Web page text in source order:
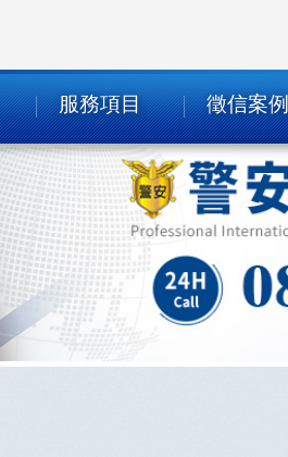
服務項目 徵信案例